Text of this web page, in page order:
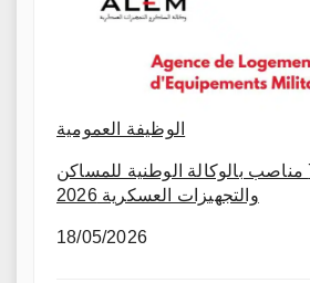
الوظيفة العمومية
مباراة توظيف 7 مناصب بالوكالة الوطنية للمساكن
والتجهيزات العسكرية 2026
18/05/2026